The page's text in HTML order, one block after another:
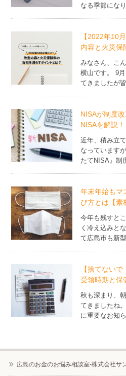
なる季節にな
【2022年10
内容と火災
みなさん、こ
横山です。 9
てきましたが
NISAが制度
NISAを解説！
近年、積み立
なっています
たてNISA』制
年末年始もマ
び方とは【素
今年も残すと
く冷え込みと
て広島市も新
【捨てない
受領時期と保
秋も深まり、
てきましたね
に重要なお知
広島のお金のお悩み相談室-株式会社サ